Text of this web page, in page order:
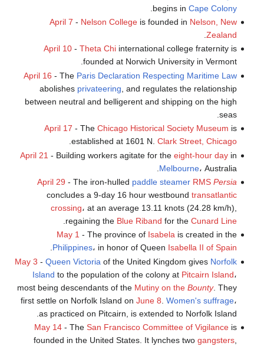
begins in Cape Colony
April 7 - Nelson Collegeis founded in Nelson, New
Zealand
April 10- Theta Chiinternational college fraternity is
founded at Norwich University in Vermont.
April 16 - The Paris Declaration Respecting Maritime Law
abolishes privateering , and regulates the relationship
between neutral and belligerent and shipping on the high
seas.
April 17 - The Chicago Historical Society Museum is
established at 1601 N. Clark Street, Chicago
April 21 - Building workers agitate for the eight-hour dayin
Melbourne، Australia.
April 29 - The iron-hulled paddle steamer RMS Persia
concludes a 9-day 16 hour westbound transatlantic
crossing، at an average 13.11 knots (24.28 km/h),
regaining the Blue Riband for the Cunard Line
May 1 - The province of Isabelais created in the
Philippines، in honor of Queen Isabella II of Spain
.
May 3 - Queen Victoria of the United Kingdom gives Norfolk
Island to the population of the colony at Pitcairn Island،
most being descendants of the Mutiny on the Bounty. They
first settle on Norfolk Island on June 8 Women's suffrage،
as practiced on Pitcairn, is extended to Norfolk Island.
May 14- The San Francisco Committee of Vigilanceis
founded in the United States. It lynches two gangsters,